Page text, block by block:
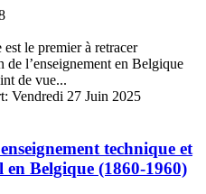
est le premier à retracer
de l’enseignement en Belgique
de vue...
Vendredi 27 Juin 2025
technique et
en Belgique (1860-1960)